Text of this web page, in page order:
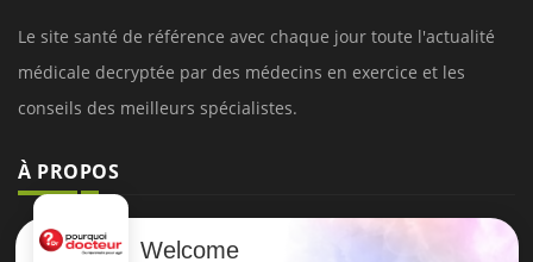
Le site santé de référence avec chaque jour toute l'actualité
médicale decryptée par des médecins en exercice et les
conseils des meilleurs spécialistes.
À PROPOS
Données personnelles et cookies
Welcome